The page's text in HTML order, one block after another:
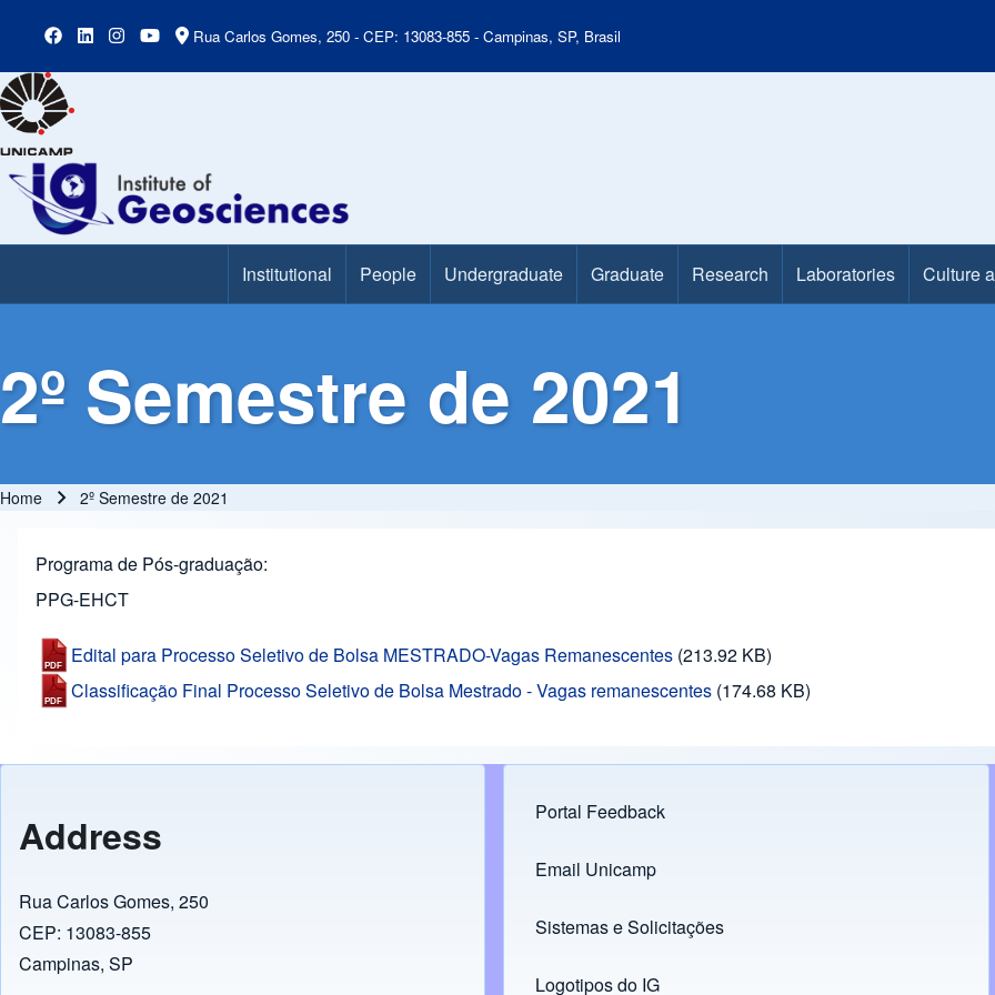
Rua Carlos Gomes, 250 - CEP: 13083-855 - Campinas, SP, Brasil
Main Menu Institutional People Undergraduate Graduate Research Laboratories Culture
2º Semestre de 2021
Home 2º Semestre de 2021
Programa de Pós-graduação
PPG-EHCT
Edital para Processo Seletivo de Bolsa MESTRADO-Vagas Remanescentes (213.92 KB)
Classificação Final Processo Seletivo de Bolsa Mestrado - Vagas remanescentes (174.68 KB)
Address
Rua Carlos Gomes, 250
CEP: 13083-855
Campinas, SP
Footer menu
Portal Feedback
Links
Email Unicamp
(opens in new tab)
Sistemas e Solicitações
(opens in new tab)
Logotipos do IG
(opens in new tab)